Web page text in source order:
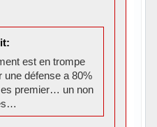
est en trompe
une défense a 80%
premier… un non